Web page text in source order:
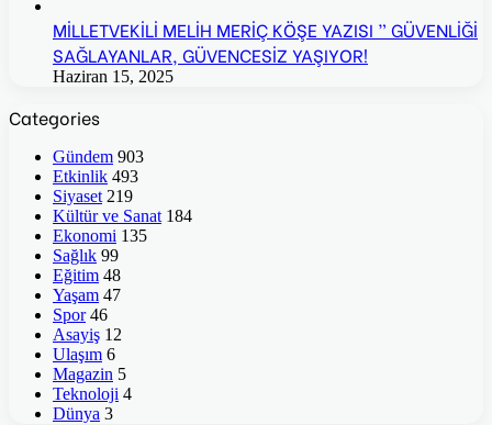
MİLLETVEKİLİ MELİH MERİÇ KÖŞE YAZISI ” GÜVENLİĞİ
SAĞLAYANLAR, GÜVENCESİZ YAŞIYOR!
Haziran 15, 2025
Categories
Gündem 903
Etkinlik 493
Siyaset 219
Kültür ve Sanat 184
Ekonomi 135
Sağlık 99
Eğitim 48
Yaşam 47
Spor 46
Asayiş 12
Ulaşım 6
Magazin 5
Teknoloji 4
Dünya 3